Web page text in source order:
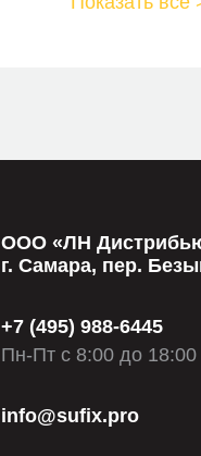
ООО «ЛН
г. Самара, пер.
+7 (495) 988-6445
Пн-Пт с 8:00 до 18:00
info@sufix.pro